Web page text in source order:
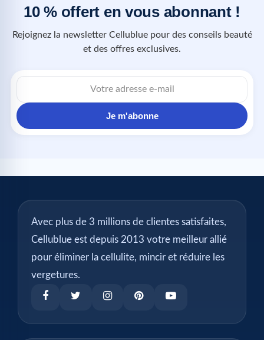
10 % offert en vous abonnant !
Rejoignez la newsletter Cellublue pour des conseils beauté
et des offres exclusives.
Je m'abonne
Avec plus de 3 millions de clientes satisfaites,
Cellublue est depuis 2013 votre meilleur allié
pour éliminer la cellulite, mincir et réduire les
vergetures.